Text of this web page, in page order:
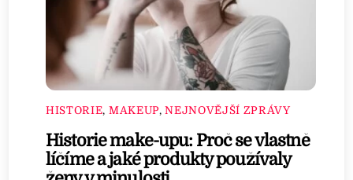
HISTORIE, MAKEUP,NEJNOVĚJŠÍ ZPRÁVY
Historie make-upu: Proč se vlastně
líčíme a jaké produkty používaly